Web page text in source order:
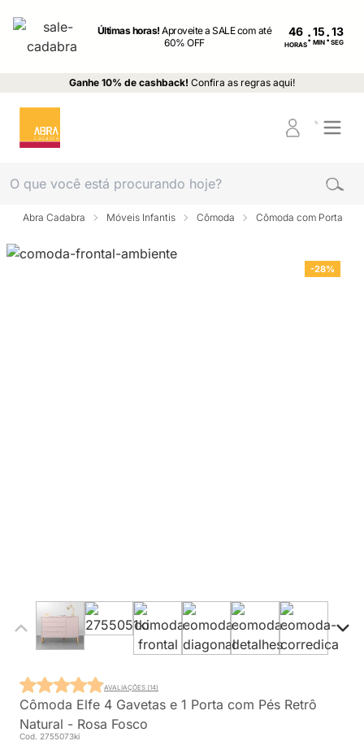
Últimas horas!Aproveite a SALE com até
60% OFF
46
HORAS: MIN : SEG
Ganhe 10% de cashback! Confira as regras aqui!
Abra Cadabra Móveis Infantis Cômoda Cômoda com Porta
-28%
Cômoda Elfe 4 Gavetas e 1 Porta com Pés Retrô
Natural - Rosa Fosco
Cod. 2755073ki
AVALIAÇÕES (14)